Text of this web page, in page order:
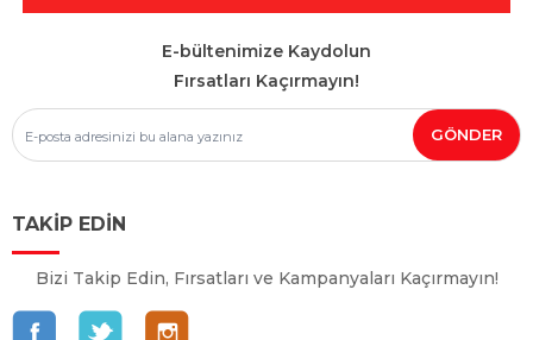
E-bültenimize Kaydolun
Fırsatları Kaçırmayın!
TAKİP EDİN
Bizi Takip Edin, Fırsatları ve Kampanyaları Kaçırmayın!